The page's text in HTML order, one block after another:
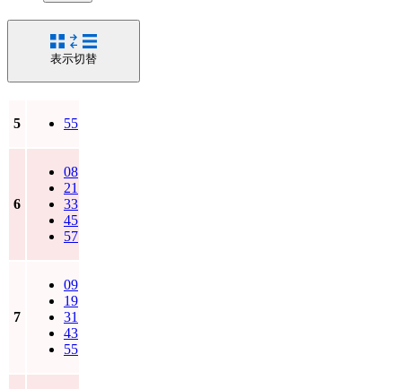
表示切替
5 55
6
08
21
33
45
57
7
09
19
31
43
55